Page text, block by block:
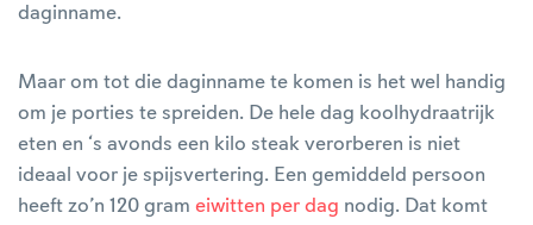
daginname.
Maar om tot die daginname te komen is het wel handig
om je porties te spreiden. De hele dag koolhydraatrijk
eten en ‘s avonds een kilo steak verorberen is niet
ideaal voor je spijsvertering. Een gemiddeld persoon
heeft zo’n 120 gram eiwitten per dag nodig. Dat komt